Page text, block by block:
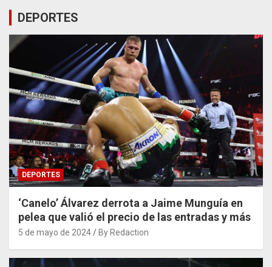
DEPORTES
DEPORTES
‘Canelo’ Álvarez derrota a Jaime Munguía en
pelea que valió el precio de las entradas y más
5 de mayo de 2024 By Redaction